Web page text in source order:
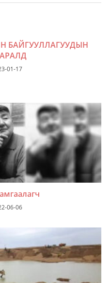
БАЙГУУЛЛАГУУДЫН
01-17
06-06